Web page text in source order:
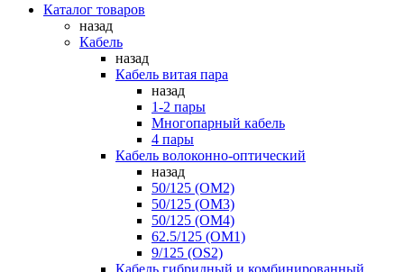
Каталог товаров
назад
Кабель
назад
Кабель витая пара
назад
1-2 пары
Многопарный кабель
4 пары
Кабель волоконно-оптический
назад
50/125 (OM2)
50/125 (OM3)
50/125 (OM4)
62.5/125 (OM1)
9/125 (OS2)
Кабель гибридный и комбинированный